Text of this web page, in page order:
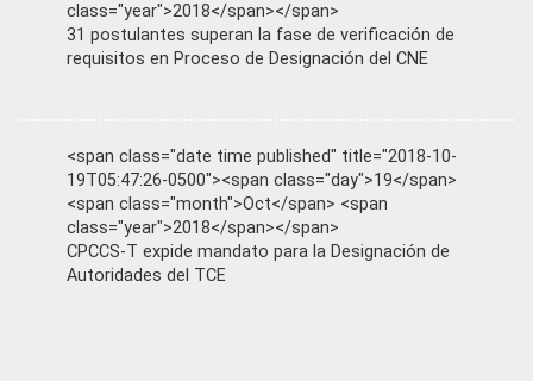
class="year">2018</span></span>
31 postulantes superan la fase de verificación de
requisitos en Proceso de Designación del CNE
<span class="date time published" title="2018-10-
19T05:47:26-0500"><span class="day">19</span>
<span class="month">Oct</span> <span
class="year">2018</span></span>
CPCCS-T expide mandato para la Designación de
Autoridades del TCE